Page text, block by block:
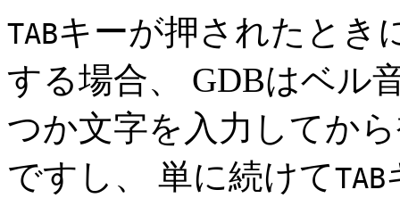
TABキーが押されたとき
する場合、 GDBはベル
つか文字を入力してか
ですし、 単に続けてTAB